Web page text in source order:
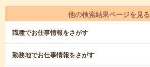
他の検索結果ページを見る
職種でお仕事情報をさがす
勤務地でお仕事情報をさがす